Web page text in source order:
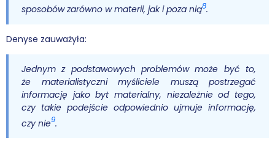
sposobów zarówno w materii, jak i poza nią8.
Denyse zauważyła:
Jednym z podstawowych problemów może być to,
że materialistyczni myśliciele muszą postrzegać
informację jako byt materialny, niezależnie od tego,
czy takie podejście odpowiednio ujmuje informację,
czy nie9.